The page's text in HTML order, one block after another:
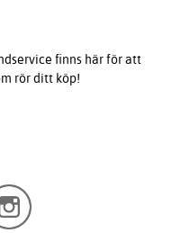
finns här för att
rör ditt köp!